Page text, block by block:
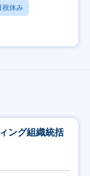
祝休み
ング組織統括